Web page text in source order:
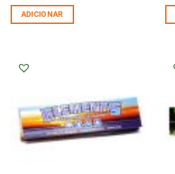
ADICIONAR